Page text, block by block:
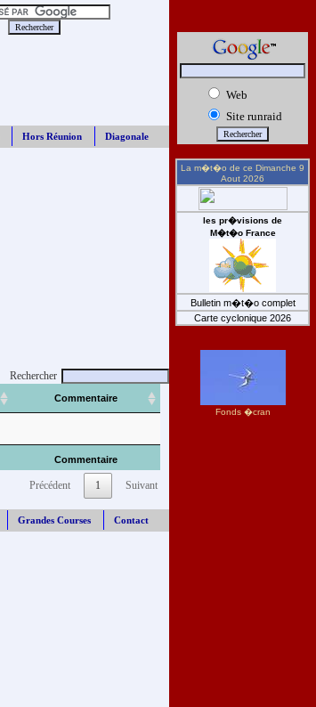
Hors Réunion Diagonale
Rechercher
Commentaire
Commentaire
Précédent 1 Suivant
Grandes Courses Contact
Web
Site runraid
La m�t�o de ce Dimanche 9
Aout 2026
les pr�visions de
M�t�o France
Bulletin m�t�o complet
Carte cyclonique 2026
Fonds �cran